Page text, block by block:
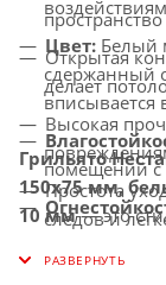
Цвет: Белый
сдержанный
вписывается
помещений
материалов,
безопасности.
Открытая
делает
Высокая
Простота
следов и
Грильято
150х75 мм,
10 мм— это
которое